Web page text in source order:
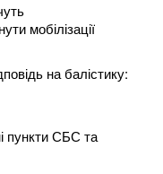
мобілізації
на балістику:
пункти СБС та